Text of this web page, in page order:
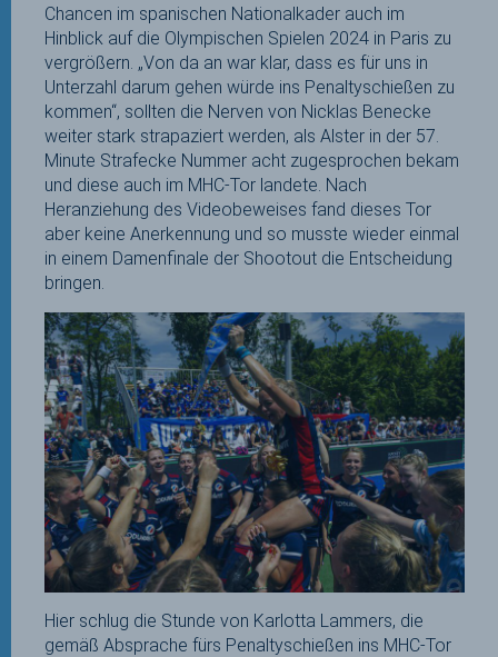
Chancen im spanischen Nationalkader auch im
Hinblick auf die Olympischen Spielen 2024 in Paris zu
vergrößern. „Von da an war klar, dass es für uns in
Unterzahl darum gehen würde ins Penaltyschießen zu
kommen“, sollten die Nerven von Nicklas Benecke
weiter stark strapaziert werden, als Alster in der 57.
Minute Strafecke Nummer acht zugesprochen bekam
und diese auch im MHC-Tor landete. Nach
Heranziehung des Videobeweises fand dieses Tor
aber keine Anerkennung und so musste wieder einmal
in einem Damenfinale der Shootout die Entscheidung
bringen.
Hier schlug die Stunde von Karlotta Lammers, die
gemäß Absprache fürs Penaltyschießen ins MHC-Tor